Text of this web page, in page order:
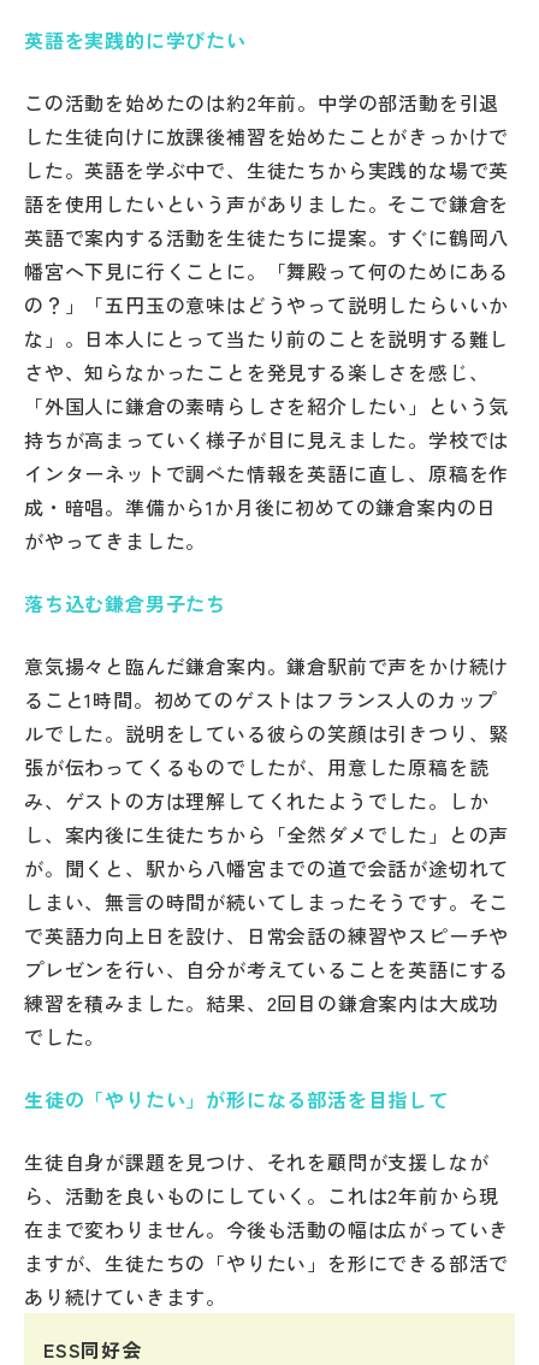
運営会社
英語を実践的に学びたい
この活動を始めたのは約2年前。中学の部活動を引退
した生徒向けに放課後補習を始めたことがきっかけで
した。英語を学ぶ中で、生徒たちから実践的な場で英
語を使用したいという声がありました。そこで鎌倉を
英語で案内する活動を生徒たちに提案。すぐに鶴岡八
幡宮へ下見に行くことに。「舞殿って何のためにある
の？」「五円玉の意味はどうやって説明したらいいか
な」。日本人にとって当たり前のことを説明する難し
さや、知らなかったことを発見する楽しさを感じ、
「外国人に鎌倉の素晴らしさを紹介したい」という気
持ちが高まっていく様子が目に見えました。学校では
インターネットで調べた情報を英語に直し、原稿を作
成・暗唱。準備から1か月後に初めての鎌倉案内の日
がやってきました。
落ち込む鎌倉男子たち
意気揚々と臨んだ鎌倉案内。鎌倉駅前で声をかけ続け
ること1時間。初めてのゲストはフランス人のカップ
ルでした。説明をしている彼らの笑顔は引きつり、緊
張が伝わってくるものでしたが、用意した原稿を読
み、ゲストの方は理解してくれたようでした。しか
し、案内後に生徒たちから「全然ダメでした」との声
が。聞くと、駅から八幡宮までの道で会話が途切れて
しまい、無言の時間が続いてしまったそうです。そこ
で英語力向上日を設け、日常会話の練習やスピーチや
プレゼンを行い、自分が考えていることを英語にする
練習を積みました。結果、2回目の鎌倉案内は大成功
でした。
生徒の「やりたい」が形になる部活を目指して
生徒自身が課題を見つけ、それを顧問が支援しなが
ら、活動を良いものにしていく。これは2年前から現
在まで変わりません。今後も活動の幅は広がっていき
ますが、生徒たちの「やりたい」を形にできる部活で
あり続けていきます。
ESS同好会